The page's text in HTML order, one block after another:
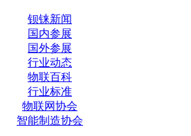
钡铼新闻
国内参展
国外参展
行业动态
物联百科
行业标准
物联网协会
智能制造协会